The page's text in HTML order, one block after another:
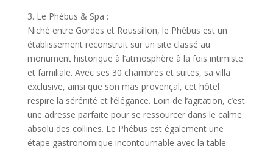
3. Le Phébus & Spa :
Niché entre Gordes et Roussillon, le Phébus est un
établissement reconstruit sur un site classé au
monument historique à l’atmosphère à la fois intimiste
et familiale. Avec ses 30 chambres et suites, sa villa
exclusive, ainsi que son mas provençal, cet hôtel
respire la sérénité et l’élégance. Loin de l’agitation, c’est
une adresse parfaite pour se ressourcer dans le calme
absolu des collines. Le Phébus est également une
étape gastronomique incontournable avec la table